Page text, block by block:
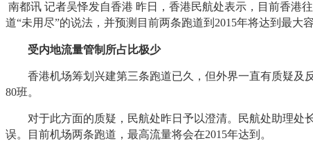
南都讯 记者吴怿发自香港 昨日，香港民航处表示，目前香港
道“未用尽”的说法，并预测目前两条跑道到2015年将达到最大
受内地流量管制所占比极少
香港机场筹划兴建第三条跑道已久，但外界一直有质疑及反
80班。
对于此方面的质疑，民航处昨日予以澄清。民航处助理处长
误。目前机场两条跑道，最高流量将会在2015年达到。